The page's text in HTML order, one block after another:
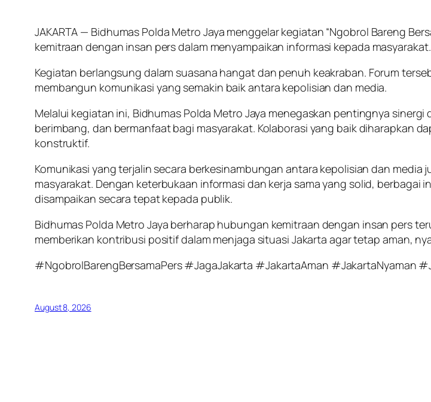
JAKARTA — Bidhumas Polda Metro Jaya menggelar kegiatan “Ngobrol Bareng
kemitraan dengan insan pers dalam menyampaikan informasi kepada masyarakat.
Kegiatan berlangsung dalam suasana hangat dan penuh keakraban. Forum
membangun komunikasi yang semakin baik antara kepolisian dan media.
Melalui kegiatan ini, Bidhumas Polda Metro Jaya menegaskan pentingnya
berimbang, dan bermanfaat bagi masyarakat. Kolaborasi yang baik diharapkan
konstruktif.
Komunikasi yang terjalin secara berkesinambungan antara kepolisian dan
masyarakat. Dengan keterbukaan informasi dan kerja sama yang solid,
disampaikan secara tepat kepada publik.
Bidhumas Polda Metro Jaya berharap hubungan kemitraan dengan insan pers
memberikan kontribusi positif dalam menjaga situasi Jakarta agar tetap aman,
#NgobrolBarengBersamaPers #JagaJakarta #JakartaAman #JakartaNyaman
August 8, 2026